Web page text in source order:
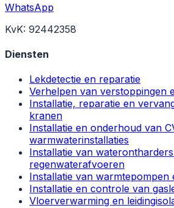
WhatsApp
KvK: 92442358
Diensten
Lekdetectie en reparatie
Verhelpen van verstoppingen
Installatie, reparatie en
kranen
Installatie en onderhoud van
warmwaterinstallaties
Installatie van
regenwaterafvoeren
Installatie van warmtepompen
Installatie en controle van
Vloerverwarming en